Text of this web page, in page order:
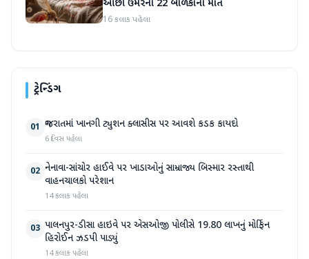
ઓછી ઉંમરના 22 બાળકોના મોત
16 કલાક પહેલા
ટ્રેન્ડિંગ
01 ગુજરાતમાં ખાનગી ટ્યુશન ક્લાસીસ પર આવશે કડક કાયદો
6 દિવસ પહેલા
02 નેનાવા-સાંચોર હાઈવે પર ખાડાઓનું સામ્રાજ્ય બિસ્માર રસ્તાથી
વાહનચાલકો પરેશાન
14 કલાક પહેલા
03 પાલનપુર-ડીસા હાઇવે પર એસઓજી પોલીસે 19.80 લાખનું મોર્ફિન
હિરોઈન ઝડપી પાડ્યું
14 કલાક પહેલા